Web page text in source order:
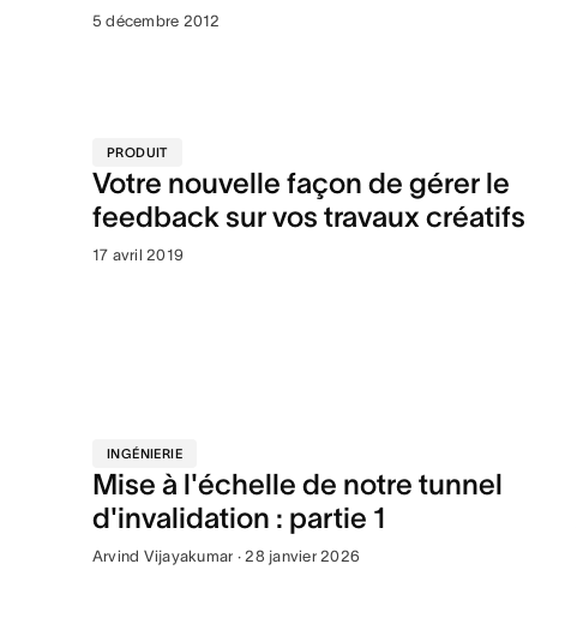
5 décembre 2012
PRODUIT
Votre nouvelle façon de gérer le
feedback sur vos travaux créatifs
17 avril 2019
INGÉNIERIE
Mise à l'échelle de notre tunnel
d'invalidation : partie 1
Arvind Vijayakumar · 28 janvier 2026